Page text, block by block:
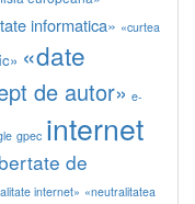
informatica» «curtea
«date
de autor» e-
gpec internet
de
internet» «neutralitatea